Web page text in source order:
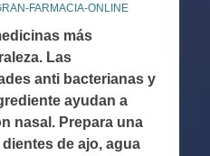
FARMACIA-ONLINE
más
Las
anti bacterianas y
ayudan a
nasal. Prepara una
de ajo, agua